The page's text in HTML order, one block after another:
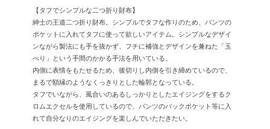
【タフでシンプルな二つ折り財布】
紳士の王道二つ折り財布。シンプルでタフな作りのため、パンツの
ポケットに入れてタフに使って欲しいアイテム。シンプルなデザイ
ンながら製法にも手を抜かず、フチに補強とデザインを兼ねた「玉
べり」という手間のかかる手法を用いている。
内側に表情をもたせるため、後切りし内側を引き締めているので、
まるで額縁のようなくっきりとした輪郭となっている。
タフでいながら、風合いのあるしっかりとしたエイジングをするク
ロムエクセルを使用しているので、パンツのバックポケット等に入
れて自分なりのエイジングを楽しんでいただきたい。